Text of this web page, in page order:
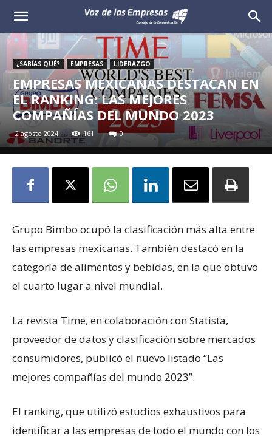
Voz
de
las
Empresas
¿SABÍAS QUÉ? EMPRESAS LIDERAZGO
EMPRESAS MEXICANAS DESTACAN EN
EL RANKING: LAS MEJORES
COMPAÑÍAS DEL MUNDO 2023
2 agosto 2024 161 0
Grupo Bimbo ocupó la clasificación más alta entre
las empresas mexicanas. También destacó en la
categoría de alimentos y bebidas, en la que obtuvo
el cuarto lugar a nivel mundial.
La revista Time, en colaboración con Statista,
proveedor de datos y clasificación sobre mercados
consumidores, publicó el nuevo listado “Las
mejores compañías del mundo 2023”.
El ranking, que utilizó estudios exhaustivos para
identificar a las empresas de todo el mundo con los